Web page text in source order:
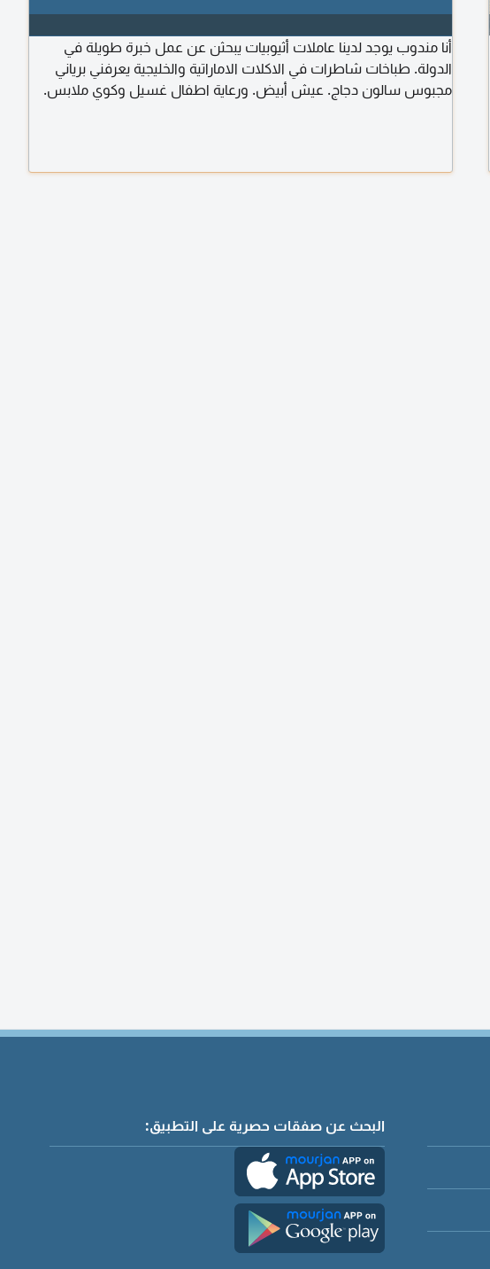
أنا مندوب يوجد لدينا عاملات أثيوبيات يبحثن عن عمل خبرة طويلة في
الدولة. طباخات شاطرات في الاكلات الاماراتية والخليجية يعرفني برياني
مجبوس سالون دجاج. عيش أبيض. ورعاية اطفال غسيل وكوي ملابس.
البحث عن صفقات حصرية على التطبيق: